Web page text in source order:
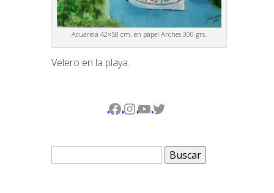
Acuarela 42×58 cm. en papel Arches 300 grs.
Velero en la playa.
Facebook
Instagram
YouTube
Twitter
Buscar: